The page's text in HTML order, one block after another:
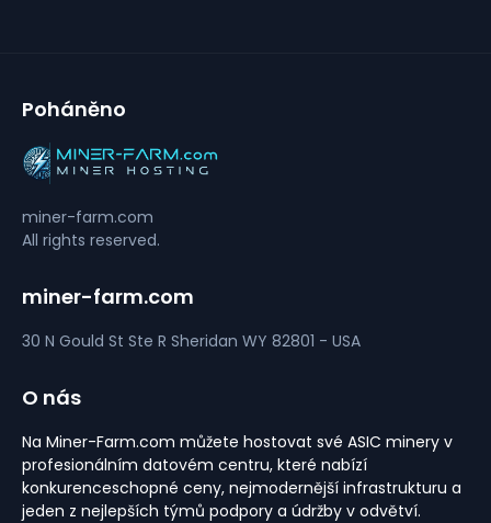
Poháněno
miner-farm.com
All rights reserved.
miner-farm.com
30 N Gould St Ste R Sheridan WY 82801 - USA
O nás
Na Miner-Farm.com můžete hostovat své ASIC minery v
profesionálním datovém centru, které nabízí
konkurenceschopné ceny, nejmodernější infrastrukturu a
jeden z nejlepších týmů podpory a údržby v odvětví.